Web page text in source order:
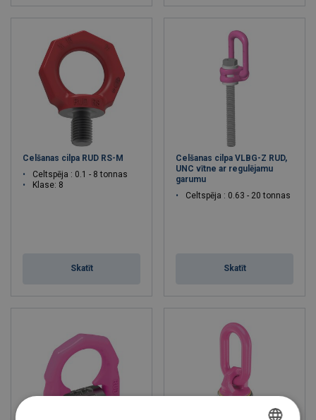
Celšanas cilpa RUD RS-M
Celtspēja : 0.1 - 8 tonnas
Klase: 8
Skatīt
Celšanas cilpa VLBG-Z RUD,
UNC vītne ar regulējamu
garumu
Celtspēja : 0.63 - 20 tonnas
Skatīt